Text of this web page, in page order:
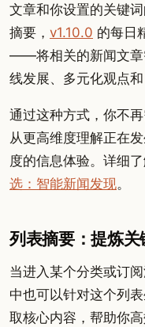
文章和你设置的关键
摘要， v1.10.0 的每日
——将相关的新闻文章
线发展、多元化观点和
通过这种方式，你不
从更高维度理解正在
度的信息体验。详细
选：智能新闻发现。
列表摘要：提炼关
当进入某个分类或订
中也可以针对这个列
取核心内容，帮助你